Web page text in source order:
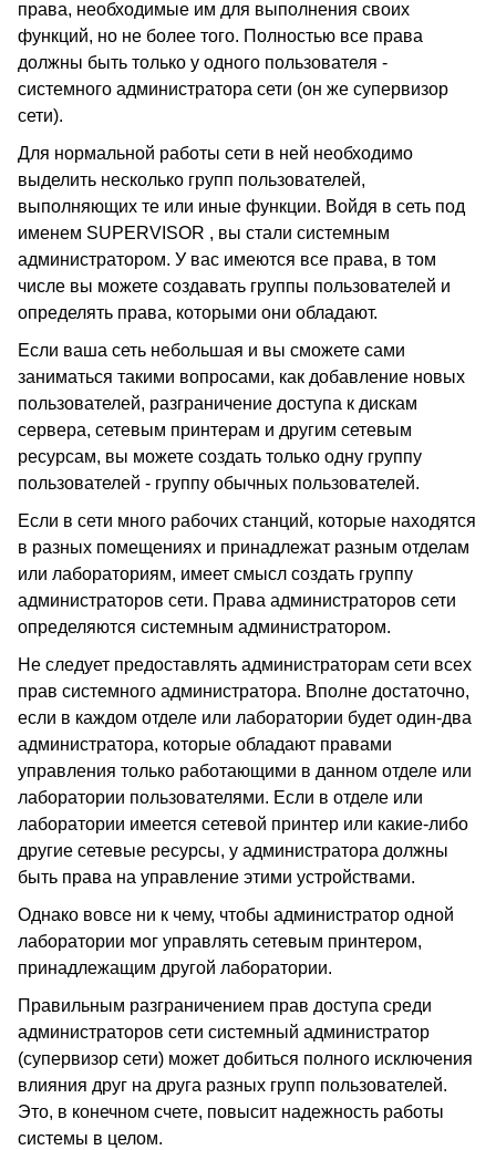
права, необходимые им для выполнения своих
функций, но не более того. Полностью все права
должны быть только у одного пользователя -
системного администратора сети (он же супервизор
сети).
Для нормальной работы сети в ней необходимо
выделить несколько групп пользователей,
выполняющих те или иные функции. Войдя в сеть под
именем SUPERVISOR , вы стали системным
администратором. У вас имеются все права, в том
числе вы можете создавать группы пользователей и
определять права, которыми они обладают.
Если ваша сеть небольшая и вы сможете сами
заниматься такими вопросами, как добавление новых
пользователей, разграничение доступа к дискам
сервера, сетевым принтерам и другим сетевым
ресурсам, вы можете создать только одну группу
пользователей - группу обычных пользователей.
Если в сети много рабочих станций, которые находятся
в разных помещениях и принадлежат разным отделам
или лабораториям, имеет смысл создать группу
администраторов сети. Права администраторов сети
определяются системным администратором.
Не следует предоставлять администраторам сети всех
прав системного администратора. Вполне достаточно,
если в каждом отделе или лаборатории будет один-два
администратора, которые обладают правами
управления только работающими в данном отделе или
лаборатории пользователями. Если в отделе или
лаборатории имеется сетевой принтер или какие-либо
другие сетевые ресурсы, у администратора должны
быть права на управление этими устройствами.
Однако вовсе ни к чему, чтобы администратор одной
лаборатории мог управлять сетевым принтером,
принадлежащим другой лаборатории.
Правильным разграничением прав доступа среди
администраторов сети системный администратор
(супервизор сети) может добиться полного исключения
влияния друг на друга разных групп пользователей.
Это, в конечном счете, повысит надежность работы
системы в целом.